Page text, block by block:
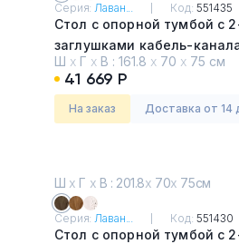
Серия:Лаван... Код: 551435
Стол с опорной тумбой с
заглушками кабель-
Таксония светлая
Ш х Г х В : 161.8 х 70 х 75 см
41 669 Р
На заказ Доставка от 14
Ш х Г х В : 201.8х 70х 75см
Серия:Лаван... Код: 551430
Стол с опорной тумбой с